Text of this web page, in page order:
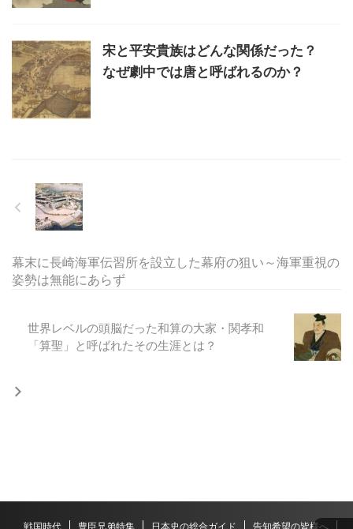
宋と平安貴族はどんな関係だった？
なぜ劇中では唐と呼ばれるのか？
幕末に長崎海軍伝習所を設立した幕府の狙い～海軍重視の
姿勢は無能にあらず
世界レベルの頭脳だった和算の大家・関孝和
「算聖」と呼ばれたその生涯とは？
戦国時代 豊臣兄弟特集 日本史の総合ガイド 告知希望の皆様へ